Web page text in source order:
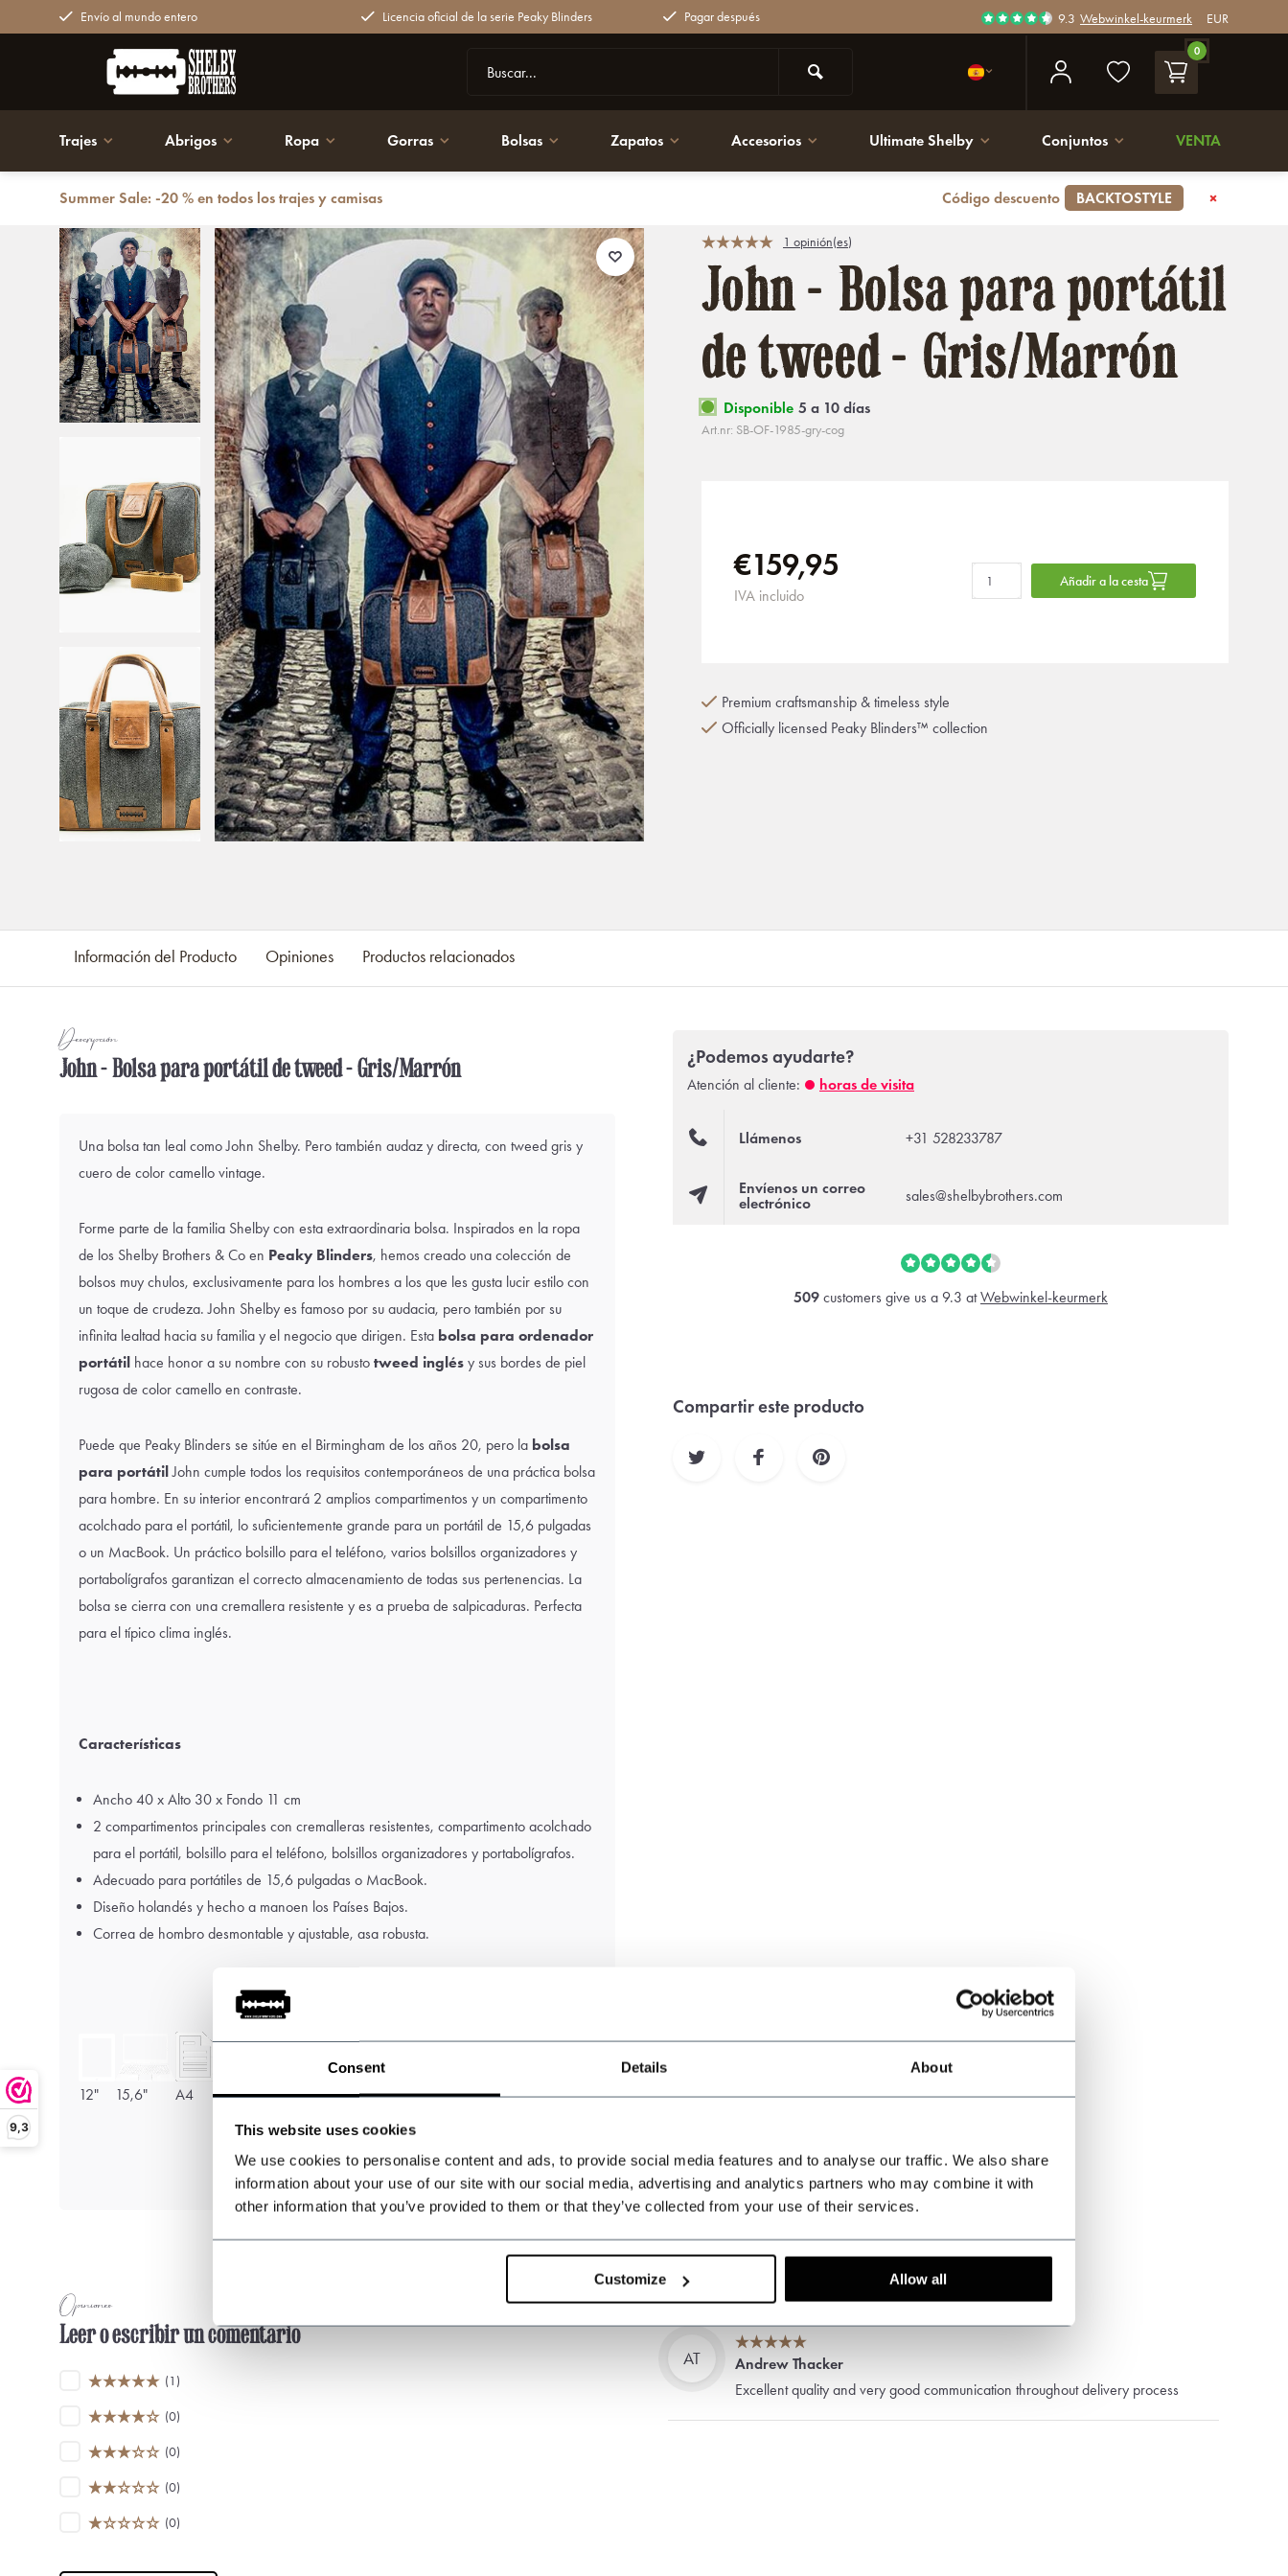
Consent Details About
This website uses cookies
We use cookies to personalise content and ads, to provide social media features and to analyse our traffic. We also share
information about your use of our site with our social media, advertising and analytics partners who may combine it with
other information that you’ve provided to them or that they’ve collected from your use of their services.
Customize Allow all
9,3
Envío al mundo entero Licencia oficial de la serie Peaky Blinders Pagar después 9.3 Webwinkel-keurmerk EUR
0
Trajes Abrigos Ropa Gorras Bolsas Zapatos Accesorios Ultimate Shelby Conjuntos VENTA
Summer Sale: -20 % en todos los trajes y camisas Código descuento BACKTOSTYLE
Volver atrás John - Bolsa para portátil de tweed - Gris/Marrón
1 opinión(es)
John - Bolsa para portátil
de tweed - Gris/Marrón
Disponible 5 a 10 días
Art.nr: SB-OF-1985-gry-cog
€159,95
IVA incluido
Añadir a la cesta
Premium craftsmanship & timeless style
Officially licensed Peaky Blinders™ collection
Información del Producto Opiniones Productos relacionados
Descripción
John - Bolsa para portátil de tweed - Gris/Marrón
Una bolsa tan leal como John Shelby. Pero también audaz y directa, con tweed gris y
cuero de color camello vintage.
Forme parte de la familia Shelby con esta extraordinaria bolsa. Inspirados en la ropa
de los Shelby Brothers & Co en Peaky Blinders, hemos creado una colección de
bolsos muy chulos, exclusivamente para los hombres a los que les gusta lucir estilo con
un toque de crudeza.John Shelby es famoso por su audacia, pero también por su
infinita lealtad hacia su familia y el negocio que dirigen. Esta bolsa para ordenador
portátil hace honor a su nombre con su robusto tweed inglés y sus bordes de piel
rugosa de color camello en contraste.
Puede que Peaky Blinders se sitúe en el Birmingham de los años 20, pero la bolsa
para portátilJohn cumple todos los requisitos contemporáneos de una práctica bolsa
para hombre. En su interior encontrará 2 amplios compartimentos y un compartimento
acolchado para el portátil, lo suficientemente grande para un portátil de 15,6 pulgadas
o un MacBook. Un práctico bolsillo para el teléfono, varios bolsillos organizadores y
portabolígrafos garantizan el correcto almacenamiento de todas sus pertenencias. La
bolsa se cierra con una cremallera resistente y es a prueba de salpicaduras. Perfecta
para el típico clima inglés.
Características
Ancho 40 x Alto 30 x Fondo 11 cm
2 compartimentos principales con cremalleras resistentes, compartimento acolchado
para el portátil, bolsillo para el teléfono, bolsillos organizadores y portabolígrafos.
Adecuado para portátiles de 15,6 pulgadas o MacBook.
Diseño holandés y hecho a manoen los Países Bajos.
Correa de hombro desmontable y ajustable, asa robusta.
12" 15,6" A4
¿Podemos ayudarte?
Atención al cliente: horas de visita
Llámenos +31 528233787
Envíenos un correo
electrónico
sales@shelbybrothers.com
509 customers give us a 9.3 atWebwinkel-keurmerk
Compartir este producto
Opiniones
Leer o escribir un comentario
(1)
(0)
(0)
(0)
(0)
AT
Andrew Thacker
Excellent quality and very good communication throughout delivery process